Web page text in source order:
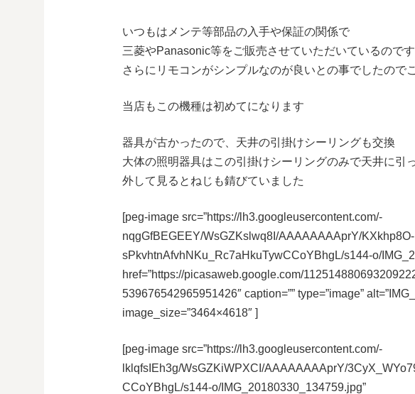
いつもはメンテ等部品の入手や保証の関係で
三菱やPanasonic等をご販売させていただいているので
さらにリモコンがシンプルなのが良いとの事でしたので
当店もこの機種は初めてになります
器具が古かったので、天井の引掛けシーリングも交換
大体の照明器具はこの引掛けシーリングのみで天井に引
外して見るとねじも錆びていました
[peg-image src=”https://lh3.googleusercontent.com/-
nqgGfBEGEEY/WsGZKslwq8I/AAAAAAAAprY/KXkhp8O-
sPkvhtnAfvhNKu_Rc7aHkuTywCCoYBhgL/s144-o/
href=”https://picasaweb.google.com/
539676542965951426″ caption=”” type=”image”
image_size=”3464×4618″ ]
[peg-image src=”https://lh3.googleusercontent.com/-
lklqfsIEh3g/WsGZKiWPXCI/AAAAAAAAprY/
CCoYBhgL/s144-o/IMG_20180330_134759.jpg”